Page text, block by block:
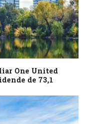
One United
de 73,1
şi dezvoltator
şi mixte, au aprobat